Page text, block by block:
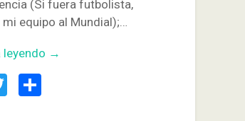
(Si fuera futbolista,
mi equipo al Mundial);…
leyendo →
Twitter